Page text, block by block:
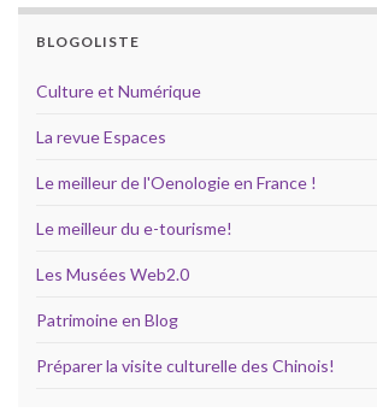
BLOGOLISTE
Culture et Numérique
La revue Espaces
Le meilleur de l'Oenologie en France !
Le meilleur du e-tourisme!
Les Musées Web2.0
Patrimoine en Blog
Préparer la visite culturelle des Chinois!